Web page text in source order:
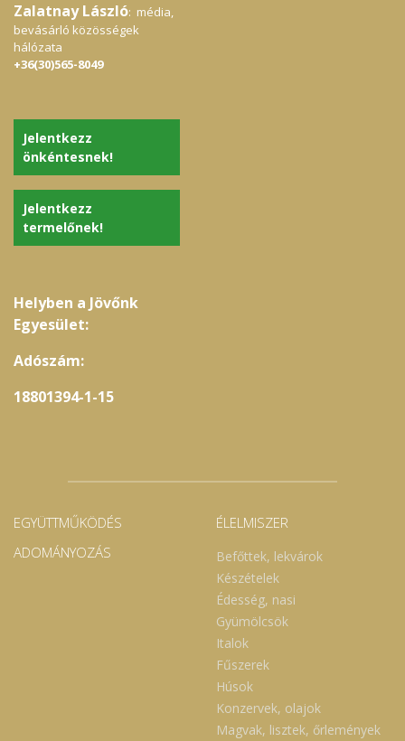
Zalatnay László: média,
bevásárló közösségek
hálózata
+36(30)565-8049
Jelentkezz
önkéntesnek!
Jelentkezz
termelőnek!
Helyben a Jövőnk
Egyesület:
Adószám:
18801394-1-15
EGYÜTTMŰKÖDÉS
ADOMÁNYOZÁS
ÉLELMISZER
Befőttek, lekvárok
Készételek
Édesség, nasi
Gyümölcsök
Italok
Fűszerek
Húsok
Konzervek, olajok
Magvak, lisztek, őrlemények